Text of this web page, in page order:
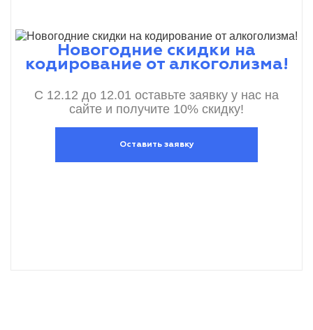
Новогодние скидки на
кодирование от алкоголизма!
С 12.12 до 12.01 оставьте заявку у нас на
сайте и получите 10% скидку!
Оставить заявку